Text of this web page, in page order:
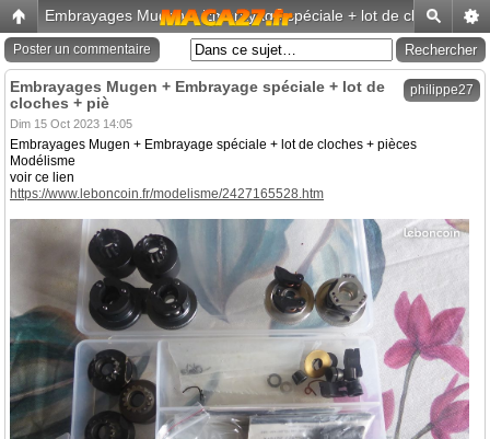
Embrayages Mugen + Embrayage spéciale + lot de cloches +
Poster un commentaire
philippe27
Embrayages Mugen + Embrayage spéciale + lot de
cloches + piè
Dim 15 Oct 2023 14:05
Embrayages Mugen + Embrayage spéciale + lot de cloches + pièces
Modélisme
voir ce lien
https://www.leboncoin.fr/modelisme/2427165528.htm